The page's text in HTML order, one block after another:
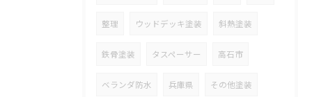
整理 ウッドデッキ塗装 斜熱塗装
鉄骨塗装 タスペーサー 高石市
ベランダ防水 兵庫県 その他塗装